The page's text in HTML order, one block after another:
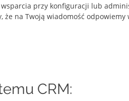
wsparcia przy konfiguracji lub
że na Twoją wiadomość odpowiemy
CRM: